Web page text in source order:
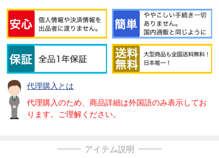
代理購入とは
代理購入のため、商品詳細は外国語のみ表示してお
ります。ご理解ください。
アイテム説明